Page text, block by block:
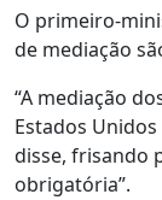
O primeiro-
de mediação
“A mediação
Estados
disse, frisando
obrigatória”.